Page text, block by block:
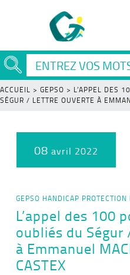
ACCUEIL > GEPSO > L’APPEL DES
SÉGUR / LETTRE OUVERTE À
08 avril 2022
GEPSO HANDICAP
L’appel des 100
oubliés du
à Emmanuel
CASTEX